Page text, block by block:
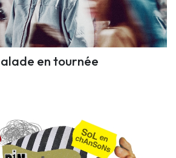
en tournée